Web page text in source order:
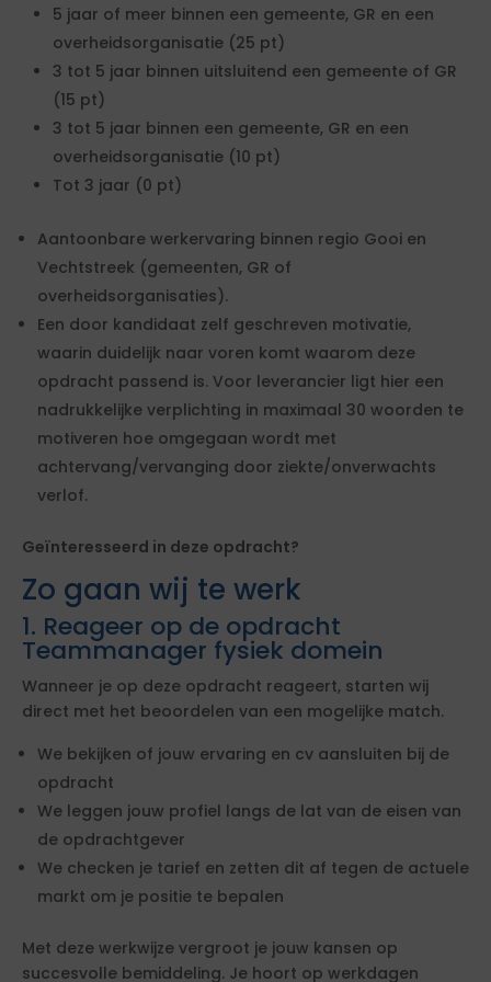
5 jaar of meer binnen een gemeente, GR en een
overheidsorganisatie (25 pt)
3 tot 5 jaar binnen uitsluitend een gemeente of GR
(15 pt)
3 tot 5 jaar binnen een gemeente, GR en een
overheidsorganisatie (10 pt)
Tot 3 jaar (0 pt)
Aantoonbare werkervaring binnen regio Gooi en
Vechtstreek (gemeenten, GR of
overheidsorganisaties).
Een door kandidaat zelf geschreven motivatie,
waarin duidelijk naar voren komt waarom deze
opdracht passend is. Voor leverancier ligt hier een
nadrukkelijke verplichting in maximaal 30 woorden te
motiveren hoe omgegaan wordt met
achtervang/vervanging door ziekte/onverwachts
verlof.
Geïnteresseerd in deze opdracht?
Zo gaan wij te werk
1. Reageer op de opdracht
Teammanager fysiek domein
Wanneer je op deze opdracht reageert, starten wij
direct met het beoordelen van een mogelijke match.
We bekijken of jouw ervaring en cv aansluiten bij de
opdracht
We leggen jouw profiel langs de lat van de eisen van
de opdrachtgever
We checken je tarief en zetten dit af tegen de actuele
markt om je positie te bepalen
Met deze werkwijze vergroot je jouw kansen op
succesvolle bemiddeling. Je hoort op werkdagen